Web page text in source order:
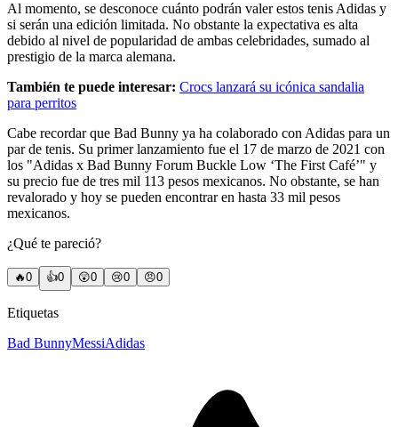
Al momento, se desconoce cuánto podrán valer estos tenis Adidas y
si serán una edición limitada. No obstante la expectativa es alta
debido al nivel de popularidad de ambas celebridades, sumado al
prestigio de la marca alemana.
También te puede interesar: Crocs lanzará su icónica sandalia
para perritos
Cabe recordar que Bad Bunny ya ha colaborado con Adidas para un
par de tenis. Su primer lanzamiento fue el 17 de marzo de 2021 con
los "Adidas x Bad Bunny Forum Buckle Low ‘The First Café’" y
su precio fue de tres mil 113 pesos mexicanos. No obstante, se han
revalorado y hoy se pueden encontrar en hasta 33 mil pesos
mexicanos.
¿Qué te pareció?
🔥0 👍0 😲0 😢0 😠0
Etiquetas
Bad BunnyMessiAdidas